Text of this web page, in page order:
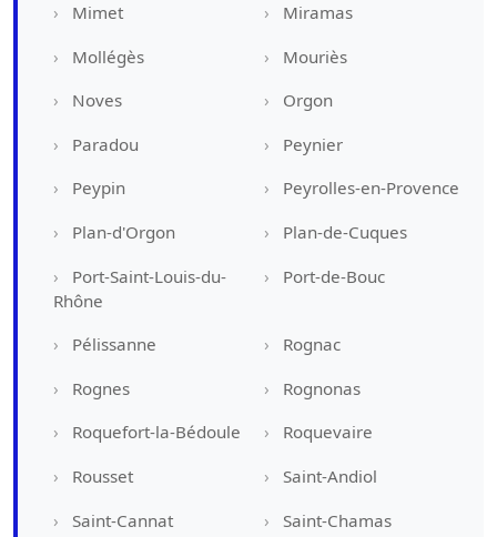
Mimet
Miramas
Mollégès
Mouriès
Noves
Orgon
Paradou
Peynier
Peypin
Peyrolles-en-Provence
Plan-d'Orgon
Plan-de-Cuques
Port-Saint-Louis-du-
Rhône
Port-de-Bouc
Pélissanne
Rognac
Rognes
Rognonas
Roquefort-la-Bédoule
Roquevaire
Rousset
Saint-Andiol
Saint-Cannat
Saint-Chamas